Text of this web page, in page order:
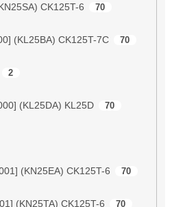
CK125T-6 70
(KL25BA) CK125T-7C 70
2
(KL25DA) KL25D 70
(KN25EA) CK125T-6 70
(KN25TA) CK125T-6 70